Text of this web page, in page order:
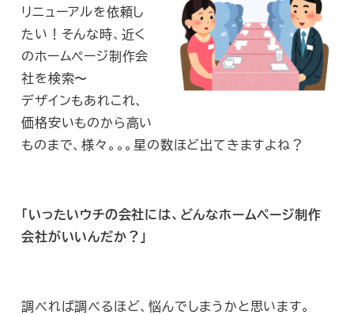
リニューアルを依頼し
たい！そんな時、近く
のホームページ制作会
社を検索〜
デザインもあれこれ、
価格安いものから高い
ものまで、様々。。。星の数ほど出てきますよね？
「いったいウチの会社には、どんなホームページ制作
会社がいいんだか？」
調べれば調べるほど、悩んでしまうかと思います。